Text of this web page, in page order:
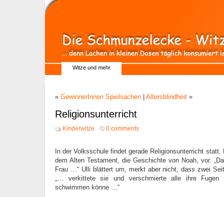
Witze und mehr
« GewinnerInnen Spielsachen Altersblindheit »
Religionsunterricht
Kinderwitze 0 comments
In der Volksschule findet gerade Religionsunterricht
dem Alten Testament, die Geschichte von Noah, vor.
Frau …“ Ulli blättert um, merkt aber nicht, dass zwei
„… verkittete sie und verschmierte alle ihre
schwimmen könne …“